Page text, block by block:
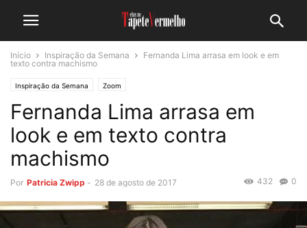
Início Inspiração da Semana
Fernanda Lima arrasa em look e em
texto contra machismo
Inspiração da Semana Zoom
Fernanda Lima arrasa em
look e em texto contra
machismo
Por Patricia Zwipp - 28 de agosto de 2017 0
432